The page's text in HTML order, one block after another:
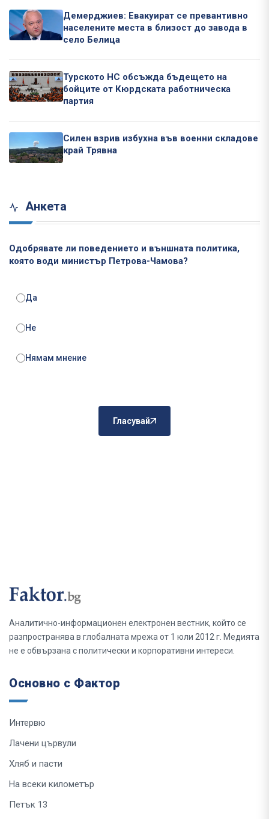
Демерджиев: Евакуират се превантивно
населените места в близост до завода в
село Белица
Турското НС обсъжда бъдещето на
бойците от Кюрдската работническа
партия
Силен взрив избухна във военни складове
край Трявна
Анкета
Одобрявате ли поведението и външната политика,
която води министър Петрова-Чамова?
Да
Не
Нямам мнение
Гласувай
Аналитично-информационен електронен вестник, който се
разпространява в глобалната мрежа от 1 юли 2012 г. Медията
не е обвързана с политически и корпоративни интереси.
Основно с Фактор
Интервю
Лачени цървули
Хляб и пасти
На всеки километър
Петък 13